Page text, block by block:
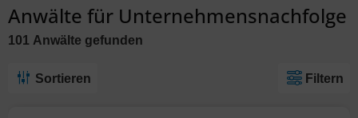
Anwälte für Unternehmensnachfolge
101 Anwälte gefunden
Sortieren Filtern